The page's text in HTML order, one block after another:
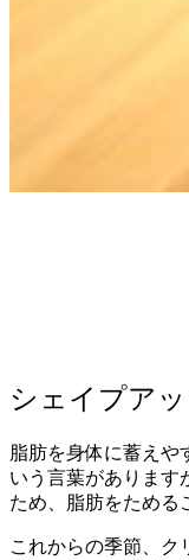
シェイプア
脂肪を身体に蓄えや
いう言葉があります
ため、脂肪をためる
これからの季節、ク